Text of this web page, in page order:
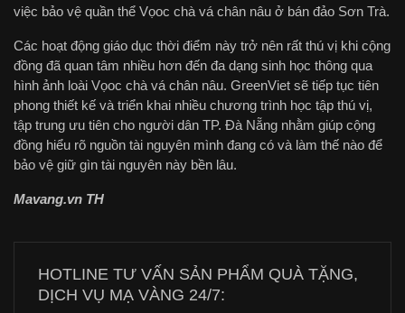
việc bảo vệ quần thể Vọoc chà vá chân nâu ở bán đảo Sơn Trà.
Các hoạt động giáo dục thời điểm này trở nên rất thú vị khi cộng
đồng đã quan tâm nhiều hơn đến đa dạng sinh học thông qua
hình ảnh loài Vọoc chà vá chân nâu. GreenViet sẽ tiếp tục tiên
phong thiết kế và triển khai nhiều chương trình học tập thú vị,
tập trung ưu tiên cho người dân TP. Đà Nẵng nhằm giúp cộng
đồng hiểu rõ nguồn tài nguyên mình đang có và làm thế nào để
bảo vệ giữ gìn tài nguyên này bền lâu.
Mavang.vn TH
HOTLINE TƯ VẤN SẢN PHẨM QUÀ TẶNG,
DỊCH VỤ MẠ VÀNG 24/7: